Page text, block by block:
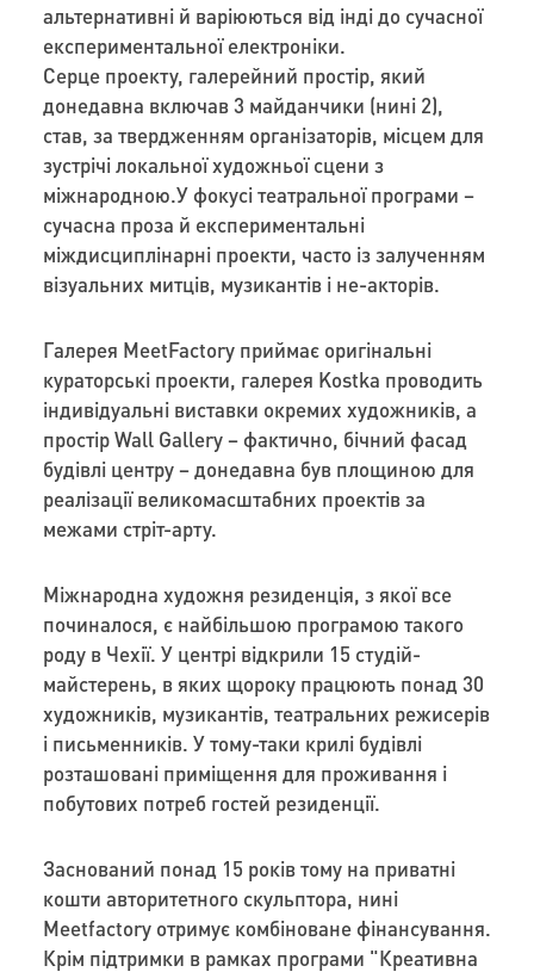
альтернативні й варіюються від інді до сучасної
експериментальної електроніки.
Серце проекту, галерейний простір, який
донедавна включав 3 майданчики (нині 2),
став, за твердженням організаторів, місцем для
зустрічі локальної художньої сцени з
міжнародною.У фокусі театральної програми –
сучасна проза й експериментальні
міждисциплінарні проекти, часто із залученням
візуальних митців, музикантів і не-акторів.
Галерея MeetFactory приймає оригінальні
кураторські проекти, галерея Kostka проводить
індивідуальні виставки окремих художників, а
простір Wall Gallery – фактично, бічний фасад
будівлі центру – донедавна був площиною для
реалізації великомасштабних проектів за
межами стріт-арту.
Міжнародна художня резиденція, з якої все
починалося, є найбільшою програмою такого
роду в Чехії. У центрі відкрили 15 студій-
майстерень, в яких щороку працюють понад 30
художників, музикантів, театральних режисерів
і письменників. У тому-таки крилі будівлі
розташовані приміщення для проживання і
побутових потреб гостей резиденції.
Заснований понад 15 років тому на приватні
кошти авторитетного скульптора, нині
Meetfactory отримує комбіноване фінансування.
Крім підтримки в рамках програми "Креативна